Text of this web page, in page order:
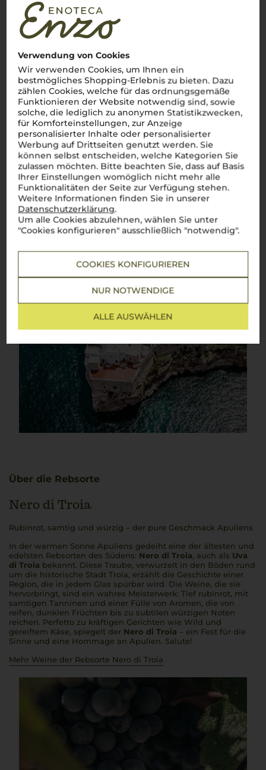
Verwendung von Cookies
Wir verwenden Cookies, um Ihnen ein
bestmögliches Shopping-Erlebnis zu bieten. Dazu
zählen Cookies, welche für das ordnungsgemäße
Funktionieren der Website notwendig sind, sowie
solche, die lediglich zu anonymen Statistikzwecken,
für Komforteinstellungen, zur Anzeige
personalisierter Inhalte oder personalisierter
Werbung auf Drittseiten genutzt werden. Sie
können selbst entscheiden, welche Kategorien Sie
zulassen möchten. Bitte beachten Sie, dass auf Basis
Ihrer Einstellungen womöglich nicht mehr alle
Funktionalitäten der Seite zur Verfügung stehen.
Weitere Informationen finden Sie in unserer
Datenschutzerklärung.
Um alle Cookies abzulehnen, wählen Sie unter
"Cookies konfigurieren" ausschließlich "notwendig".
COOKIES KONFIGURIEREN
NUR NOTWENDIGE
ALLE AUSWÄHLEN
golden scheint und der
findet, entstehen Weine, die genauso charaktervoll sind wie
das Land selbst. Von Salento bis Castel del Monte –
das Herzstück für autochthone Rebsorten wie
seiner kräftigen Struktur und den intensiven Aromen erzählt
der Macchia. Diese Weine, die Fruchtigkeit, Würze und eine
unverkennbare Mineralität in sich vereinen, sind wie ein
Schluck Süditalien. Perfetto für alle, die den unverfälschten
Geschmack derPuglia entdecken möchten – ein Genuss, der
die Seele berührt.
Mehr Weine aus Apulien
Über die Rebsorte
Nero di Troia
Rubinrot, samtig und würzig – der pure Geschmack Apuliens
In der warmen Sonne Apuliens gedeiht eine der ältesten und
edelsten Rebsorten des Südens: Nero di Troia, auch als Uva
di Troia bekannt. Diese Traube, verwurzelt in den Böden rund
um die historische Stadt Troia, erzählt die Geschichte einer
Region, die in jedem Glas spürbar wird. Die Weine, die sie
hervorbringt, sind ein wahres Meisterwerk: Tief rubinrot, mit
samtigen Tanninen und einer Fülle von Aromen, die von
reifen, dunklen Früchten bis zu subtilen würzigen Noten
reichen. Perfetto zu kräftigen Gerichten wie Wild und
gereiftem Käse, spiegelt der Nero di Troia – ein Fest für die
Sinne und eine Hommage an Apulien. Salute!
Mehr Weine der Rebsorte Nero di Troia